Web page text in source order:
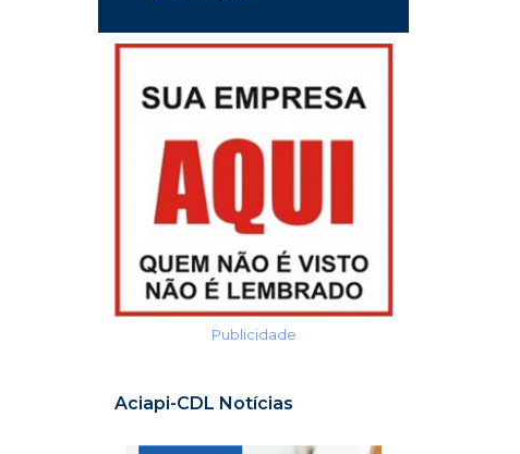
Publicidade
Aciapi-CDL Notícias